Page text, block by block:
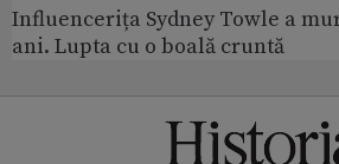
Influencerița Sydney Towle a
ani. Lupta cu o boală cruntă